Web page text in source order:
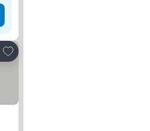
Hozzáadás a kedvencekhez